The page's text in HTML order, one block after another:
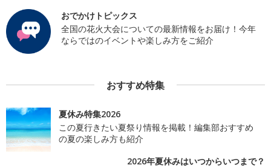
おでかけトピックス
全国の花火大会についての最新情報をお届け！今年
ならではのイベントや楽しみ方をご紹介
おすすめ特集
夏休み特集2026
この夏行きたい夏祭り情報を掲載！編集部おすすめ
の夏の楽しみ方も紹介
2026年夏休みはいつからいつまで？